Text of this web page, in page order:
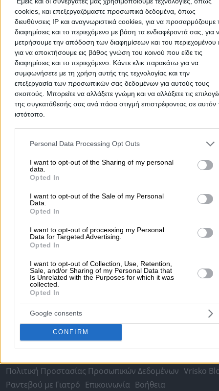
cookies, και επεξεργαζόμαστε προσωπικά δεδομένα, όπως
διευθύνσεις IP και αναγνωριστικά cookies, για να προσαρμόζουμε
διαφημίσεις και το περιεχόμενο με βάση τα ενδιαφέροντά σας, για
μετρήσουμε την απόδοση των διαφημίσεων και του περιεχομένου
για να αποκτήσουμε εις βάθος γνώση του κοινού που είδε τις
διαφημίσεις και το περιεχόμενο. Κάντε κλικ παρακάτω για να
συμφωνήσετε με τη χρήση αυτής της τεχνολογίας και την
επεξεργασία των προσωπικών σας δεδομένων για αυτούς τους
σκοπούς. Μπορείτε να αλλάξετε γνώμη και να αλλάξετε τις
της συγκατάθεσής σας ανά πάσα στιγμή επιστρέφοντας σε αυτόν
ιστότοπο.
Please note that this website/app uses one or more Google
and may gather and store information including but not limited to
to Google and its third-party tags to use your data for below
purposes in below Google consent section.
Personal Data Processing Opt Outs
I want to opt-out of the Sharing of my personal
data.
Opted In
I want to opt-out of the Sale of my Personal
Data.
Opted In
I want to opt-out of processing my Personal
Data for Targeted Advertising.
Opted In
I want to opt-out of Collection, Use, Retention,
Sale, and/or Sharing of my Personal Data that
Is Unrelated with the Purposes for which it was
collected.
Opted In
Google consents
CONFIRM
Δημοφιλείς Αναζητήσεις
Μετακομίσεις & Μεταφορές Κλειδιά & Κλειδαριές
Ψυχολόγοι Παιδικοί Σταθμοί Οδοντίατροι
Συνεργεία Αυτοκινήτων
Υδραυλικοί - Υδραυλικές Εγκαταστάσεις
περισσότερα >>
Τοπική Αναζήτηση
περισσότερα >>
Εφημερίες Φαρμακείων
Δρομολόγια Πλοίων Θέατρο Σινεμά Χάρτες
Υπηρεσίες Προβολής
Διαφημιστείτε στο Vrisko.gr Υπηρεσίες Digital Marketing
Κατασκευή Website
Μηχανές Αναζήτησης Βελτιστοποίηση SEO
Διαφήμιση στα social media
Σχετικά με το vrisko.gr
Πολιτική Προστασίας Προσωπικών Δεδομένων Vrisko
Ραντεβού με Γιατρό Επικοινωνία Βοήθεια